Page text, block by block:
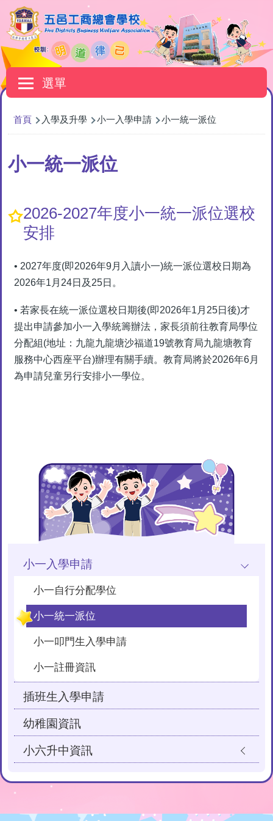
移至主內容
選單
Main
navigation
導
航
連
結
首頁 入學及升學 小一入學申請 小一統一派位
小一統一派位
2026-2027年度小一統一派位選校
安排
• 2027年度(即2026年9月入讀小一)統一派位選校日期為
2026年1月24日及25日。
• 若家長在統一派位選校日期後(即2026年1月25日後)才
提出申請參加小一入學統籌辦法，家長須前往教育局學位
分配組(地址：九龍九龍塘沙福道19號教育局九龍塘教育
服務中心西座平台)辦理有關手續。教育局將於2026年6月
為申請兒童另行安排小一學位。
Main
navigation
小一入學申請
小一自行分配學位
小一統一派位
小一叩門生入學申請
小一註冊資訊
插班生入學申請
幼稚園資訊
小六升中資訊